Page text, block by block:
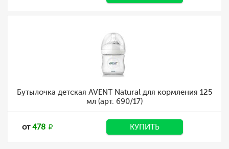
Бутылочка детская AVENT Natural для кормления 125
мл (арт. 690/17)
от478 КУПИТЬ